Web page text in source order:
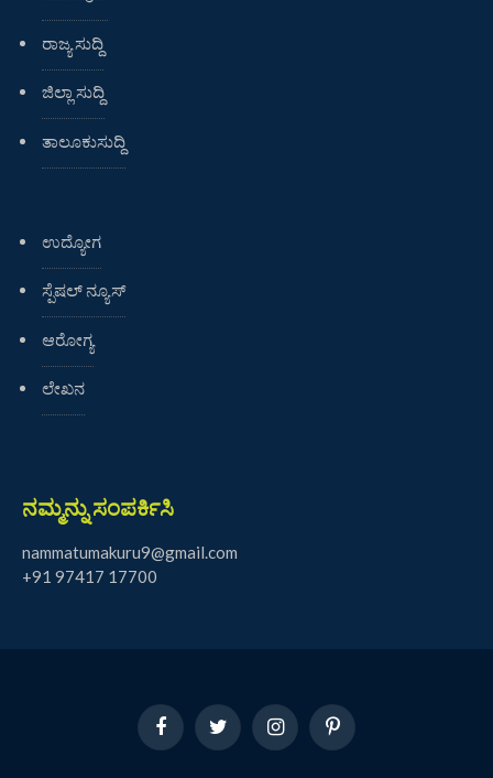
ರಾಜ್ಯ ಸುದ್ದಿ
ಜಿಲ್ಲಾ ಸುದ್ದಿ
ತಾಲೂಕುಸುದ್ದಿ
ಉದ್ಯೋಗ
ಸ್ಪೆಷಲ್ ನ್ಯೂಸ್
ಆರೋಗ್ಯ
ಲೇಖನ
ನಮ್ಮನ್ನು ಸಂಪರ್ಕಿಸಿ
nammatumakuru9@gmail.com
+91 97417 17700
FacebookTwitter InstagramPinterest